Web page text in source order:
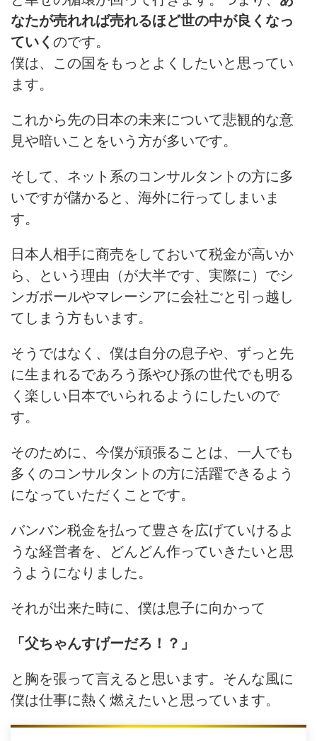
なたが売れれば売れるほど世の中が良くなっ
ていく のです。
僕は、この国をもっとよくしたいと思ってい
ます。
これから先の日本の未来について悲観的な意
見や暗いことをいう方が多いです。
そして、ネット系のコンサルタントの方に多
いですが儲かると、海外に行ってしまいま
す。
日本人相手に商売をしておいて税金が高いか
ら、という理由（が大半です、実際に）でシ
ンガポールやマレーシアに会社ごと引っ越し
てしまう方もいます。
そうではなく、僕は自分の息子や、ずっと先
に生まれるであろう孫やひ孫の世代でも明る
く楽しい日本でいられるようにしたいので
す。
そのために、今僕が頑張ることは、一人でも
多くのコンサルタントの方に活躍できるよう
になっていただくことです。
バンバン税金を払って豊さを広げていけるよ
うな経営者を、どんどん作っていきたいと思
うようになりました。
それが出来た時に、僕は息子に向かって
「父ちゃんすげーだろ！？」
と胸を張って言えると思います。そんな風に
僕は仕事に熱く燃えたいと思っています。